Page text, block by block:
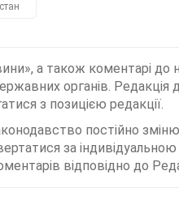
а також коментарі до
органів. Редакція
з позицією редакції.
постійно
за
відповідно до